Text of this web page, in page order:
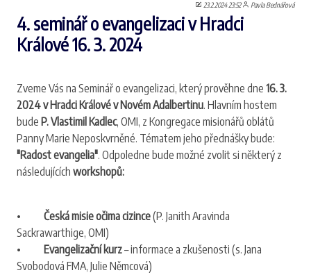
23.2.2024 23:52 Pavla Bednářová
4. seminář o evangelizaci v Hradci
Králové 16. 3. 2024
Zveme Vás na Seminář o evangelizaci, který prověhne dne 16. 3.
2024 v Hradci Králové v Novém Adalbertinu. Hlavním hostem
bude P. Vlastimil Kadlec, OMI, z Kongregace misionářů oblátů
Panny Marie Neposkvrněné. Tématem jeho přednášky bude:
"Radost evangelia". Odpoledne bude možné zvolit si některý z
následujících workshopů:
• Česká misie očima cizince(P. Janith Aravinda
Sackrawarthige, OMI)
•
Evangelizační kurz– informace a zkušenosti (s. Jana
Svobodová FMA, Julie Němcová)